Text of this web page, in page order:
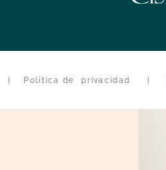
Política de privacidad